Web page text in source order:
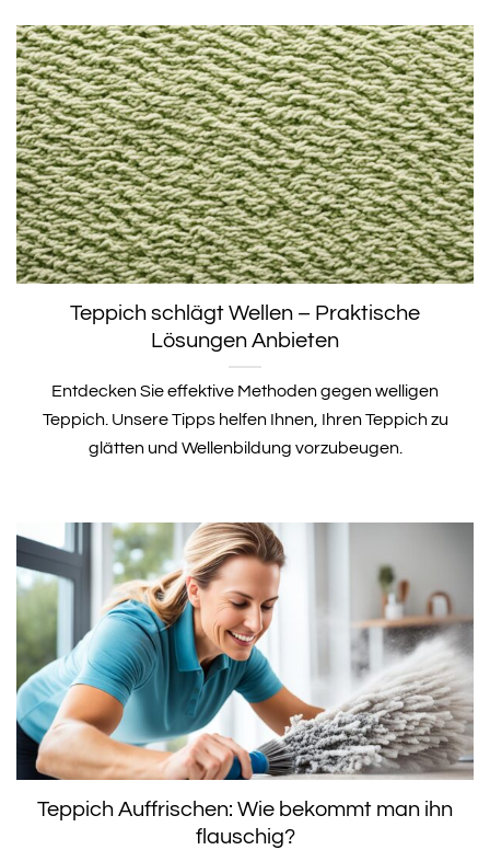
Teppich schlägt Wellen – Praktische
Lösungen Anbieten
Entdecken Sie effektive Methoden gegen welligen
Teppich. Unsere Tipps helfen Ihnen, Ihren Teppich zu
glätten und Wellenbildung vorzubeugen.
Teppich Auffrischen: Wie bekommt man ihn
flauschig?